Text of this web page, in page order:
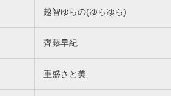
越智ゆらの(ゆらゆら)
齊藤早紀
重盛さと美